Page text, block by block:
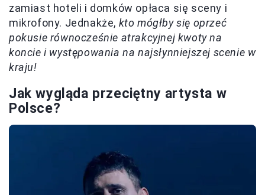
zamiast hoteli i domków opłaca się sceny i
mikrofony. Jednakże, kto mógłby się oprzeć
pokusie równocześnie atrakcyjnej kwoty na
koncie i występowania na najsłynniejszej scenie w
kraju!
Jak wygląda przeciętny artysta w
Polsce?